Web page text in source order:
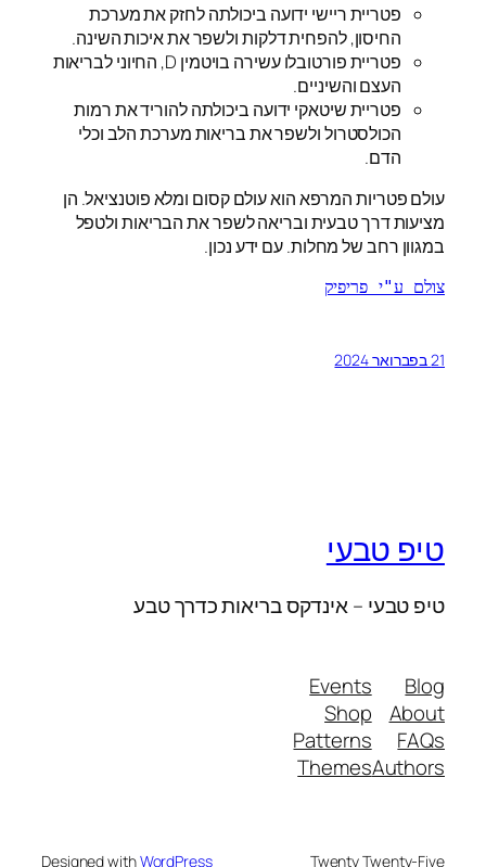
פטריית ריישי ידועה ביכולתה לחזק את מערכת
החיסון, להפחית דלקות ולשפר את איכות השינה.
פטריית פורטובלו עשירה בויטמין D, החיוני לבריאות
העצם והשיניים.
פטריית שיטאקי ידועה ביכולתה להוריד את רמות
הכולסטרול ולשפר את בריאות מערכת הלב וכלי
הדם.
עולם פטריות המרפא הוא עולם קסום ומלא פוטנציאל. הן
מציעות דרך טבעית ובריאה לשפר את הבריאות ולטפל
במגוון רחב של מחלות. עם ידע נכון.
צולם ע"י פריפיק
21 בפברואר 2024
טיפ טבעי
טיפ טבעי – אינדקס בריאות כדרך טבע
Blog
About
FAQs
Authors
Events
Shop
Patterns
Themes
Twenty Twenty-Five
Designed withWordPress